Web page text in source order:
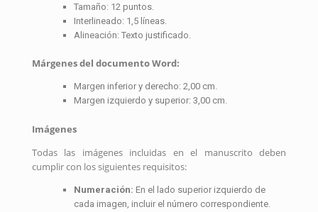
Tamaño: 12 puntos.
Interlineado: 1,5 líneas.
Alineación: Texto justificado.
Márgenes del documento Word:
Margen inferior y derecho: 2,00 cm.
Margen izquierdo y superior: 3,00 cm.
Imágenes
Todas las imágenes incluidas en el manuscrito deben
cumplir con los siguientes requisitos:
Numeración: En el lado superior izquierdo de
cada imagen, incluir el número correspondiente.